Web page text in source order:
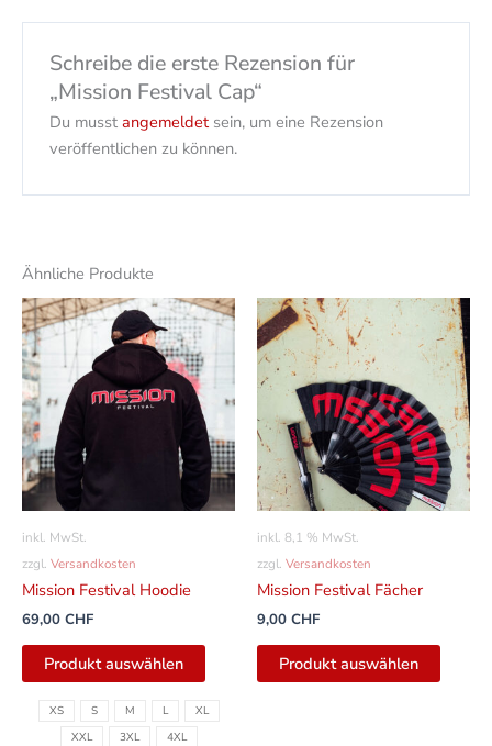
Schreibe die erste Rezension für
„Mission Festival Cap“
Du musstangemeldetsein, um eine Rezension
veröffentlichen zu können.
Ähnliche Produkte
inkl. MwSt.
zzgl. Versandkosten
Mission Festival Hoodie
69,00 CHF
Produkt auswählen
Dieses
Produkt
mehrere
Varianten
auf.
Die
Optionen
Produktseite
gewählt
werden
XS S M L
XL
XXL
3XL 4XL
inkl. 8,1 % MwSt.
zzgl. Versandkosten
Mission Festival Fächer
9,00 CHF
Produkt auswählen